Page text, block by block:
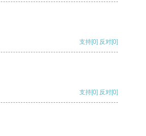
支持[0] 反对[0]
支持[0] 反对[0]